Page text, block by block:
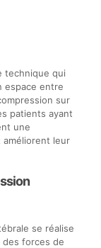
technique qui
espace entre
sur
patients ayant
une
leur
se réalise
des forces de